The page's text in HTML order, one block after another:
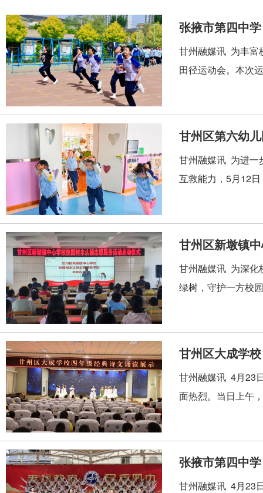
张掖市第四中
甘州融媒讯 为丰富
田径运动会。本次
甘州融媒讯 为进一
互救能力，5月12
甘州区新墩镇
甘州融媒讯 为深化
绿树，守护一方校
甘州融媒讯 4月23
面热烈。当日上午
张掖市第四中
甘州融媒讯 4月23